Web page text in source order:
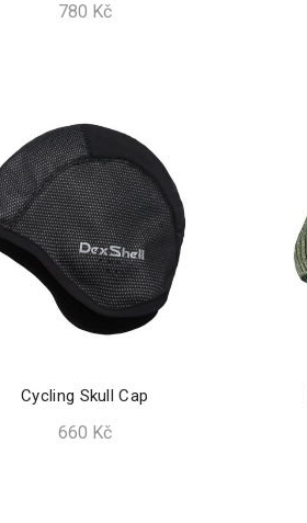
780 Kč
Cycling Skull Cap
660 Kč